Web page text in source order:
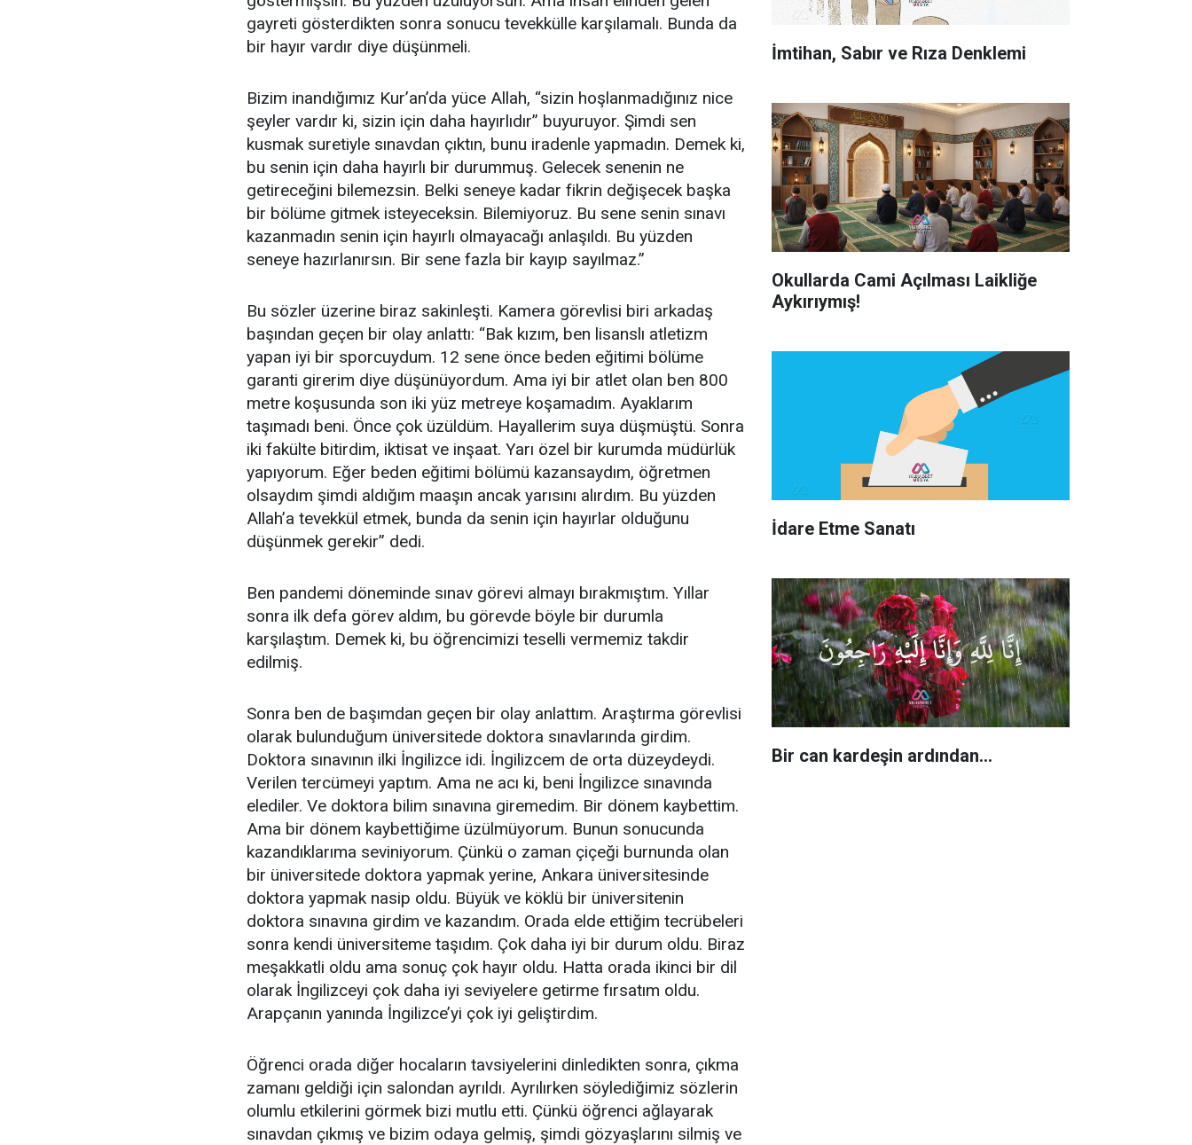
gayreti gösterdikten sonra sonucu tevekkülle karşılamalı. Bunda da
bir hayır vardır diye düşünmeli.
Bizim inandığımız Kur’an’da yüce Allah, “sizin hoşlanmadığınız nice
şeyler vardır ki, sizin için daha hayırlıdır” buyuruyor. Şimdi sen
kusmak suretiyle sınavdan çıktın, bunu iradenle yapmadın. Demek ki,
bu senin için daha hayırlı bir durummuş. Gelecek senenin ne
getireceğini bilemezsin. Belki seneye kadar fikrin değişecek başka
bir bölüme gitmek isteyeceksin. Bilemiyoruz. Bu sene senin sınavı
kazanmadın senin için hayırlı olmayacağı anlaşıldı. Bu yüzden
seneye hazırlanırsın. Bir sene fazla bir kayıp sayılmaz.”
Bu sözler üzerine biraz sakinleşti. Kamera görevlisi biri arkadaş
başından geçen bir olay anlattı: “Bak kızım, ben lisanslı atletizm
yapan iyi bir sporcuydum. 12 sene önce beden eğitimi bölüme
garanti girerim diye düşünüyordum. Ama iyi bir atlet olan ben 800
metre koşusunda son iki yüz metreye koşamadım. Ayaklarım
taşımadı beni. Önce çok üzüldüm. Hayallerim suya düşmüştü. Sonra
iki fakülte bitirdim, iktisat ve inşaat. Yarı özel bir kurumda müdürlük
yapıyorum. Eğer beden eğitimi bölümü kazansaydım, öğretmen
olsaydım şimdi aldığım maaşın ancak yarısını alırdım. Bu yüzden
Allah’a tevekkül etmek, bunda da senin için hayırlar olduğunu
düşünmek gerekir” dedi.
Ben pandemi döneminde sınav görevi almayı bırakmıştım. Yıllar
sonra ilk defa görev aldım, bu görevde böyle bir durumla
karşılaştım. Demek ki, bu öğrencimizi teselli vermemiz takdir
edilmiş.
Sonra ben de başımdan geçen bir olay anlattım. Araştırma görevlisi
olarak bulunduğum üniversitede doktora sınavlarında girdim.
Doktora sınavının ilki İngilizce idi. İngilizcem de orta düzeydeydi.
Verilen tercümeyi yaptım. Ama ne acı ki, beni İngilizce sınavında
elediler. Ve doktora bilim sınavına giremedim. Bir dönem kaybettim.
Ama bir dönem kaybettiğime üzülmüyorum. Bunun sonucunda
kazandıklarıma seviniyorum. Çünkü o zaman çiçeği burnunda olan
bir üniversitede doktora yapmak yerine, Ankara üniversitesinde
doktora yapmak nasip oldu. Büyük ve köklü bir üniversitenin
doktora sınavına girdim ve kazandım. Orada elde ettiğim tecrübeleri
sonra kendi üniversiteme taşıdım. Çok daha iyi bir durum oldu. Biraz
meşakkatli oldu ama sonuç çok hayır oldu. Hatta orada ikinci bir dil
olarak İngilizceyi çok daha iyi seviyelere getirme fırsatım oldu.
Arapçanın yanında İngilizce’yi çok iyi geliştirdim.
Öğrenci orada diğer hocaların tavsiyelerini dinledikten sonra, çıkma
zamanı geldiği için salondan ayrıldı. Ayrılırken söylediğimiz sözlerin
olumlu etkilerini görmek bizi mutlu etti. Çünkü öğrenci ağlayarak
sınavdan çıkmış ve bizim odaya gelmiş, şimdi gözyaşlarını silmiş ve
İmtihan, Sabır ve Rıza Denklemi
Okullarda Cami Açılması Laikliğe
Aykırıymış!
İdare Etme Sanatı
Bir can kardeşin ardından…